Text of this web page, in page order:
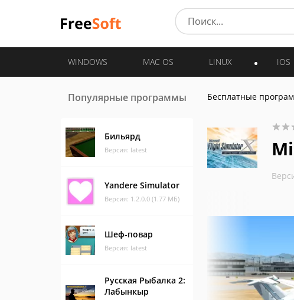
WINDOWS MAC OS LINUX IOS
Популярные программы
Бильярд
Версия: latest
Yandere Simulator
Версия: 1.2.0.0 (1.77 МБ)
Шеф-повар
Версия: latest
Русская Рыбалка 2:
Лабынкыр
Бесплатные